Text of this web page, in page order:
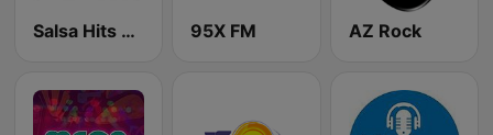
Salsa Hits Radio PR 95X FM AZ Rock